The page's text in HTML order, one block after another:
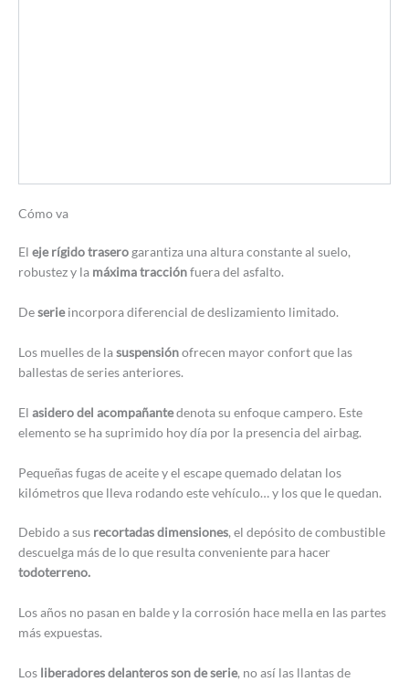
Cómo va
El eje rígido trasero garantiza una altura constante al suelo,
robustez y la máxima tracciónfuera del asfalto.
Deserieincorpora diferencial de deslizamiento limitado.
Los muelles de lasuspensiónofrecen mayor confort que las
ballestas de series anteriores.
El asidero del acompañantedenota su enfoque campero. Este
elemento se ha suprimido hoy día por la presencia del airbag.
Pequeñas fugas de aceite y el escape quemado delatan los
kilómetros que lleva rodando este vehículo… y los que le quedan.
Debido a sus recortadas dimensiones, el depósito de combustible
descuelga más de lo que resulta conveniente para hacer
todoterreno.
Los años no pasan en balde y la corrosión hace mella en las partes
más expuestas.
Los liberadores delanteros son de serie, no así las llantas de